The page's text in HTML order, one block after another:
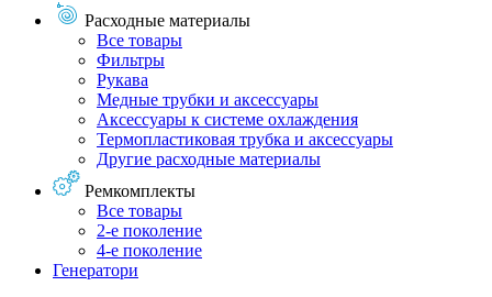
Расходные материалы
Все товары
Фильтры
Рукава
Медные трубки и аксессуары
Аксессуары к системе охлаждения
Термопластиковая трубка и аксессуары
Другие расходные материалы
Ремкомплекты
Все товары
2-е поколение
4-е поколение
Генератори